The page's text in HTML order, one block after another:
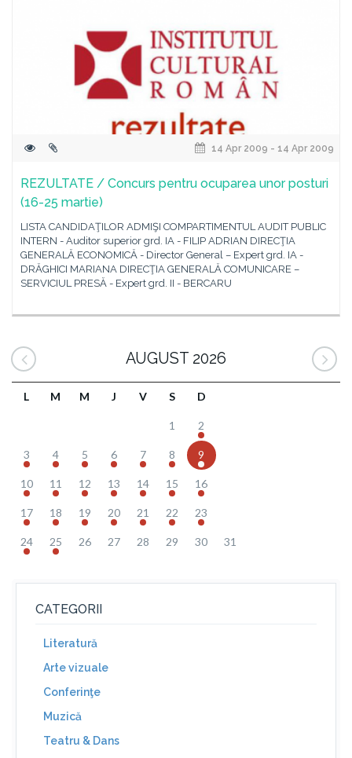
14 Apr 2009 - 14 Apr 2009
REZULTATE / Concurs pentru ocuparea unor posturi
(16-25 martie)
LISTA CANDIDAŢILOR ADMIŞI COMPARTIMENTUL AUDIT PUBLIC
INTERN - Auditor superior grd. IA - FILIP ADRIAN DIRECŢIA
GENERALĂ ECONOMICĂ - Director General – Expert grd. IA -
DRĂGHICI MARIANA DIRECŢIA GENERALĂ COMUNICARE –
SERVICIUL PRESĂ - Expert grd. II - BERCARU
AUGUST 2026
L M M J V S D
1 2
3 4 5 6 7 8 9
10 11 12 13 14 15 16
17 18 19 20 21 22 23
24 25 26 27 28 29 30 31
CATEGORII
Literatură
Arte vizuale
Conferinţe
Muzică
Teatru & Dans